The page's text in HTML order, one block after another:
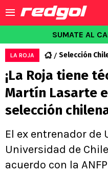
SUMATE AL
LA ROJA Selección
¡La Roja tiene
Martín Lasarte
selección
El ex entrenador de
Universidad de
acuerdo con la